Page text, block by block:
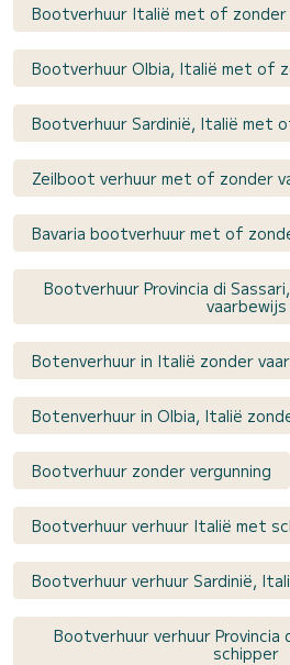
Bootverhuur Italië met of zonder
Bootverhuur Olbia, Italië met of
Bootverhuur Sardinië, Italië met
Zeilboot verhuur met of zonder
Bavaria bootverhuur met of
Bootverhuur Provincia di
vaarbewijs
Botenverhuur in Italië zonder
Botenverhuur in Olbia, Italië
Bootverhuur zonder vergunning
Bootverhuur verhuur Italië met
Bootverhuur verhuur Sardinië,
Bootverhuur verhuur Provincia
schipper